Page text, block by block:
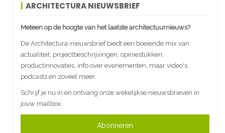
ARCHITECTURA NIEUWSBRIEF
Meteen op de hoogte van het laatste architectuurnieuws?
De Architectura-nieuwsbrief biedt een boeiende mix van
actualiteit, projectbeschrijvingen, opiniestukken,
productinnovaties, info over evenementen, maar video's,
podcasts en zoveel meer.
Schrijf je nu in en ontvang onze wekelijkse nieuwsbrieven in
jouw mailbox.
Abonneren